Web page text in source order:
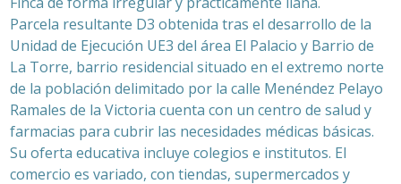
Parcela resultante D3 obtenida tras el desarrollo de la
Unidad de Ejecución UE3 del área El Palacio y Barrio de
La Torre, barrio residencial situado en el extremo norte
de la población delimitado por la calle Menéndez Pelayo
Ramales de la Victoria cuenta con un centro de salud y
farmacias para cubrir las necesidades médicas básicas.
Su oferta educativa incluye colegios e institutos. El
comercio es variado, con tiendas, supermercados y